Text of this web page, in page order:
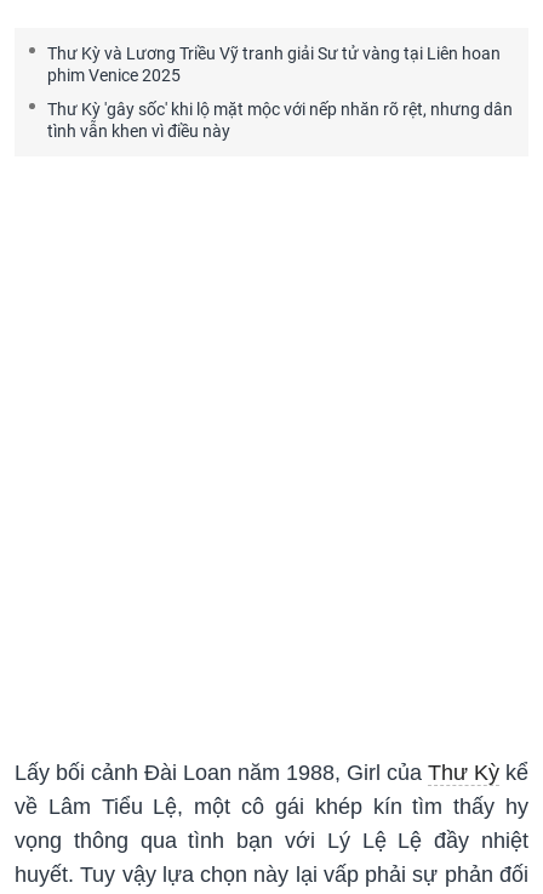
Thư Kỳ và Lương Triều Vỹ tranh giải Sư tử vàng tại Liên hoan
phim Venice 2025
Thư Kỳ 'gây sốc' khi lộ mặt mộc với nếp nhăn rõ rệt, nhưng dân
tình vẫn khen vì điều này
Lấy bối cảnh Đài Loan năm 1988, Girl của Thư Kỳ kể
về Lâm Tiểu Lệ, một cô gái khép kín tìm thấy hy
vọng thông qua tình bạn với Lý Lệ Lệ đầy nhiệt
huyết. Tuy vậy lựa chọn này lại vấp phải sự phản đối